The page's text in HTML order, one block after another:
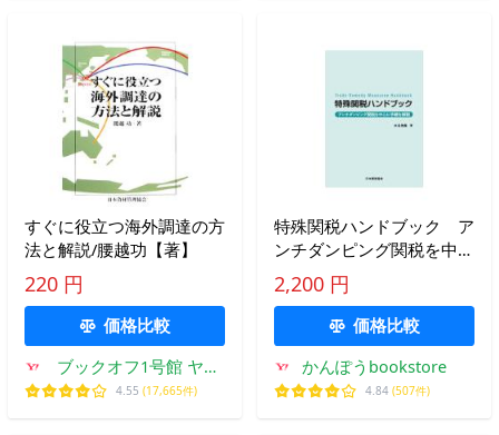
すぐに役立つ海外調達の方
法と解説/腰越功【著】
220 円
価格比較
ブックオフ1号館 ヤフ
ーショッピング店
4.55 (17,665件)
特殊関税ハンドブック ア
ンチダンピング関税を中心
に手続を解説
2,200 円
価格比較
かんぽうbookstore
4.84 (507件)